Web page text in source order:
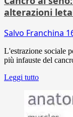
alterazioni
Salvo Franchina
L'estrazione sociale
più infauste del
Leggi tutto